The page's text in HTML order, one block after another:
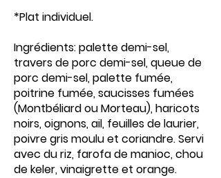
*Plat individuel.
Ingrédients: palette demi-sel,
travers de porc demi-sel, queue de
porc demi-sel, palette fumée,
poitrine fumée, saucisses fumées
(Montbéliard ou Morteau), haricots
noirs, oignons, ail, feuilles de laurier,
poivre gris moulu et coriandre. Servi
avec du riz, farofa de manioc, chou
de keler, vinaigrette et orange.